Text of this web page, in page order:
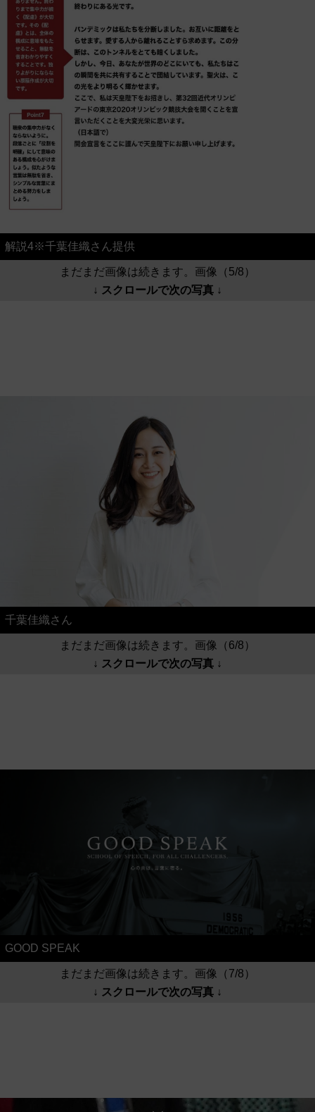
解説4※千葉佳織さん提供
まだまだ画像は続きます。画像（5/8）
↓ スクロールで次の写真 ↓
千葉佳織さん
まだまだ画像は続きます。画像（6/8）
↓ スクロールで次の写真 ↓
GOOD SPEAK
まだまだ画像は続きます。画像（7/8）
↓ スクロールで次の写真 ↓